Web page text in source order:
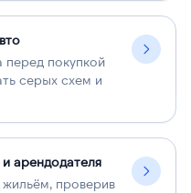
перед покупкой
серых схем и
арендодателя
проверив